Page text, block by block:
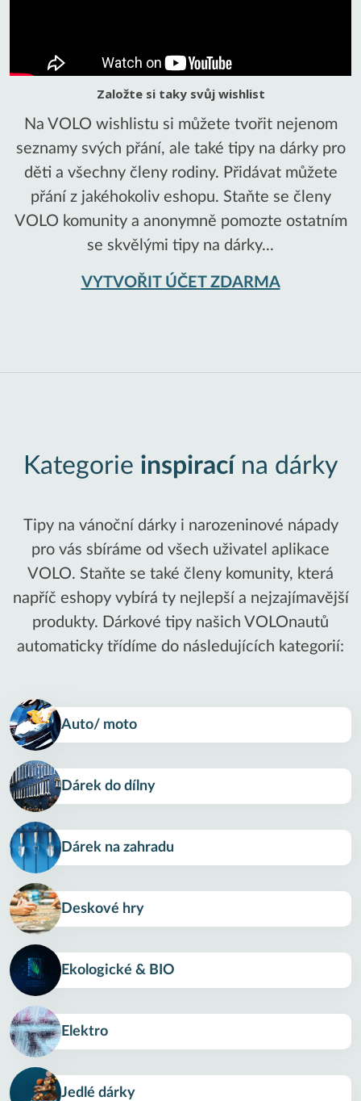
Založte si taky svůj wishlist
Na VOLO wishlistu si můžete tvořit nejenom
seznamy svých přání, ale také tipy na dárky pro
děti a všechny členy rodiny. Přidávat můžete
přání z jakéhokoliv eshopu. Staňte se členy
VOLO komunity a anonymně pomozte ostatním
se skvělými tipy na dárky...
VYTVOŘIT ÚČET ZDARMA
Kategorie inspiracína dárky
Tipy na vánoční dárky i narozeninové nápady
pro vás sbíráme od všech uživatel aplikace
VOLO. Staňte se také členy komunity, která
napříč eshopy vybírá ty nejlepší a nejzajímavější
produkty. Dárkové tipy našich VOLOnautů
automaticky třídíme do následujících kategorií:
Auto/ moto
Dárek do dílny
Dárek na zahradu
Deskové hry
Ekologické & BIO
Elektro
Jedlé dárky